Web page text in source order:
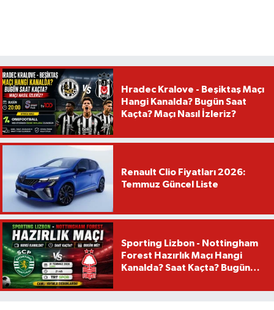
Hradec Kralove - Beşiktaş Maçı
Hangi Kanalda? Bugün Saat
Kaçta? Maçı Nasıl İzleriz?
Renault Clio Fiyatları 2026:
Temmuz Güncel Liste
Sporting Lizbon - Nottingham
Forest Hazırlık Maçı Hangi
Kanalda? Saat Kaçta? Bugün